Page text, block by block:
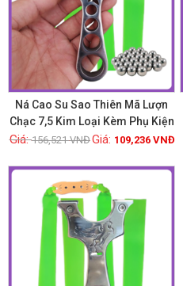
Ná Cao Su Sao Thiên Mã Lượn
Chạc 7,5 Kim Loại Kèm Phụ Kiện
156,521VNĐ 109,236 VNĐ
GIẢM GIÁ!